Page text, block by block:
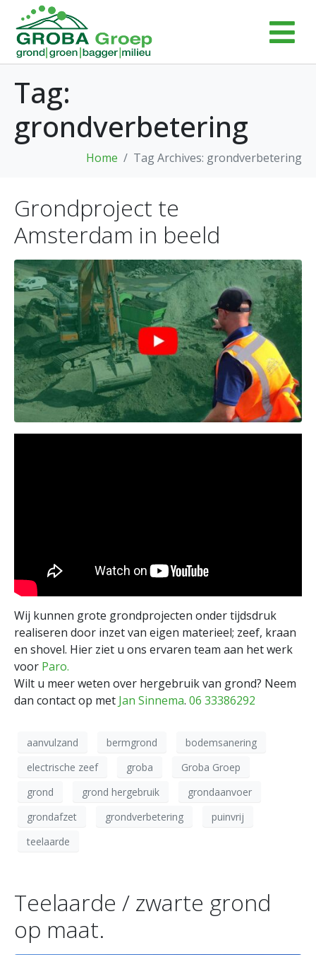
Tag:
grondverbetering
Home Tag Archives: grondverbetering
Grondproject te
Amsterdam in beeld
Wij kunnen grote grondprojecten onder tijdsdruk
realiseren door inzet van eigen materieel; zeef, kraan
en shovel. Hier ziet u ons ervaren team aan het werk
voor Paro.
Wilt u meer weten over hergebruik van grond? Neem
dan contact op met Jan Sinnema. 06 33386292
aanvulzand bermgrond
bodemsanering
electrische zeef
groba
Groba Groep
grond
grond hergebruik
grondaanvoer
grondafzet
grondverbetering
puinvrij
teelaarde
Teelaarde / zwarte grond
op maat.